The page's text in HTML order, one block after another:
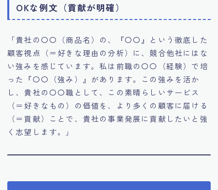
OKな例文（貢献が明確）
「貴社の〇〇（商品名）の、『〇〇』という徹底した
顧客視点（＝好きな理由の分析）に、競合他社にはな
い強みを感じています。私は前職の〇〇（経験）で培
った『〇〇（強み）』があります。この強みを活か
し、貴社の〇〇職として、この素晴らしいサービス
（＝好きなもの）の価値を、より多くの顧客に届ける
（＝貢献）ことで、貴社の事業発展に貢献したいと強
く志望します。」